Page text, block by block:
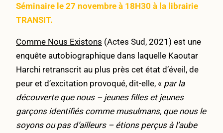
Séminaire le 27 novembre à 18H30 à la librairie
TRANSIT.
Comme Nous Existons (Actes Sud, 2021) est une
enquête autobiographique dans laquelle Kaoutar
Harchi retranscrit au plus près cet état d’éveil, de
peur et d’excitation provoqué, dit-elle, « par la
découverte que nous – jeunes filles et jeunes
garçons identifiés comme musulmans, que nous le
soyons ou pas d’ailleurs – étions perçus à l’aube